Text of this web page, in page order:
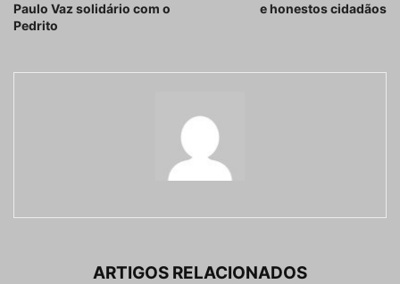
Paulo Vaz solidário com o
Pedrito
e honestos cidadãos
ARTIGOS RELACIONADOS